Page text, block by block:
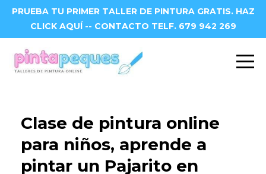
PRUEBA TU PRIMER TALLER DE PINTURA GRATIS. HAZ
CLICK AQUÍ -- CONTACTO TELF. 679 942 269
Clase de pintura online
para niños, aprende a
pintar un Pajarito en